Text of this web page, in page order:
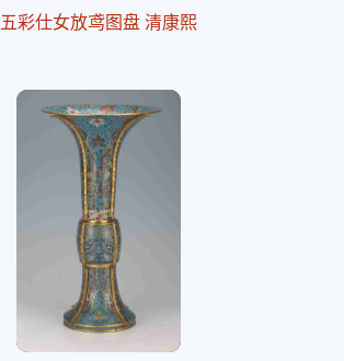
五彩仕女放鸢图盘 清康熙